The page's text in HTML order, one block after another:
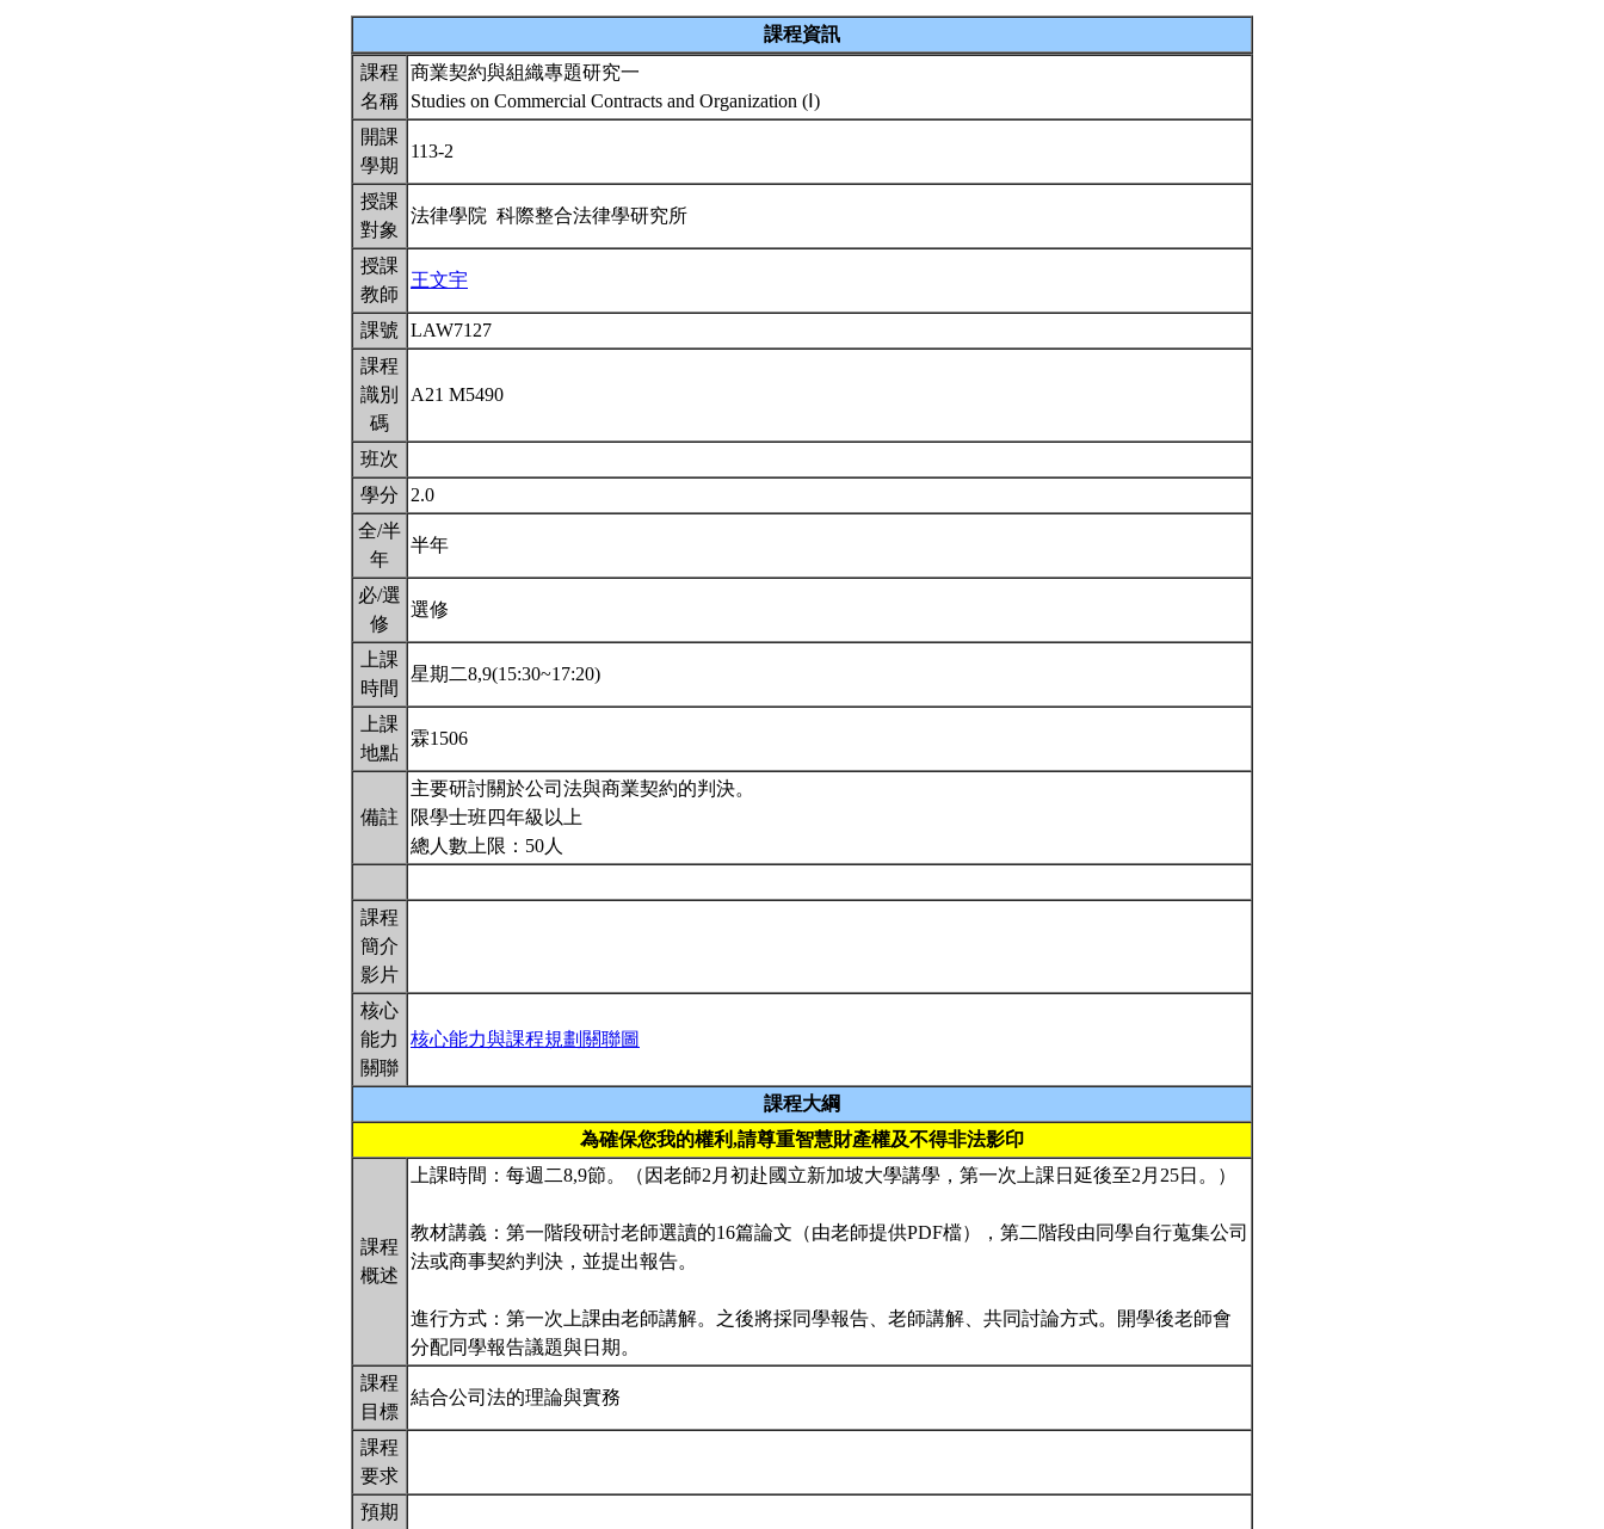
課程資訊
課程
名稱
商業契約與組織專題研究一
Studies on Commercial Contracts and Organization (Ⅰ)
開課
學期
113-2
授課
對象
法律學院 科際整合法律學研究所
授課
教師
王文宇
課號
LAW7127
課程
識別
碼
A21 M5490
班次
學分
2.0
全/半
年
半年
必/選
修
選修
上課
時間
星期二8,9(15:30~17:20)
上課
地點
霖1506
備註
主要研討關於公司法與商業契約的判決。
限學士班四年級以上
總人數上限：50人
課程
簡介
影片
核心
能力
關聯
核心能力與課程規劃關聯圖
課程大綱
為確保您我的權利,請尊重智慧財產權及不得非法影印
課程
概述
上課時間：每週二8,9節。（因老師2月初赴國立新加坡大學講學，第一次上課日延後至2月25日。）
教材講義：第一階段研討老師選讀的16篇論文（由老師提供PDF檔），第二階段由同學自行蒐集公司
法或商事契約判決，並提出報告。
進行方式：第一次上課由老師講解。之後將採同學報告、老師講解、共同討論方式。開學後老師會
分配同學報告議題與日期。
課程
目標
結合公司法的理論與實務
課程
要求
預期